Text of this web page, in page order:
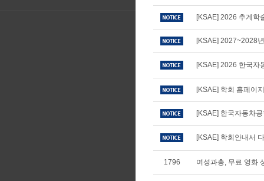
[KSAE] 2026 추계학
[KSAE] 2027~2028
[KSAE] 2026 한국자
[KSAE] 학회 홈페이
[KSAE] 한국자동차
[KSAE] 학회안내서
1796 여성과총, 무료 영화